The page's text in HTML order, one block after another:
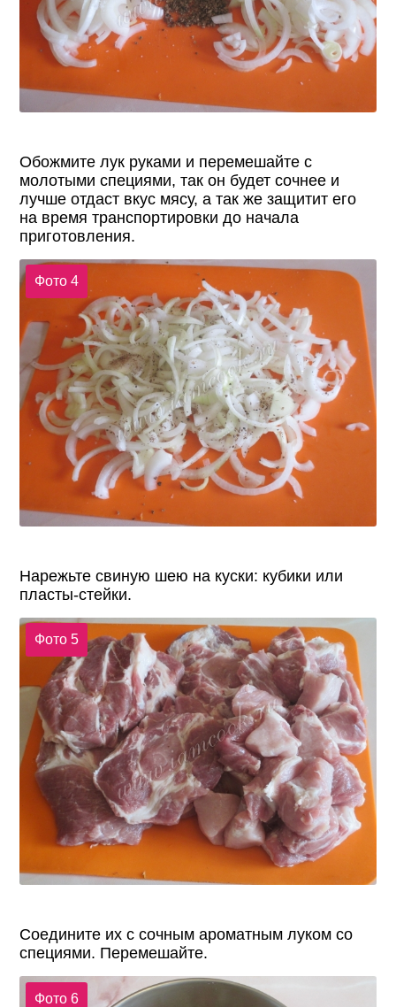
Обожмите лук руками и перемешайте с
молотыми специями, так он будет сочнее и
лучше отдаст вкус мясу, а так же защитит его
на время транспортировки до начала
приготовления.
Фото 4
Нарежьте свиную шею на куски: кубики или
пласты-стейки.
Фото 5
Соедините их с сочным ароматным луком со
специями. Перемешайте.
Фото 6